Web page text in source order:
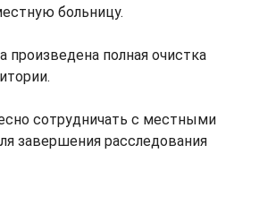
больницу.
произведена полная очистка
сотрудничать с местными
завершения расследования